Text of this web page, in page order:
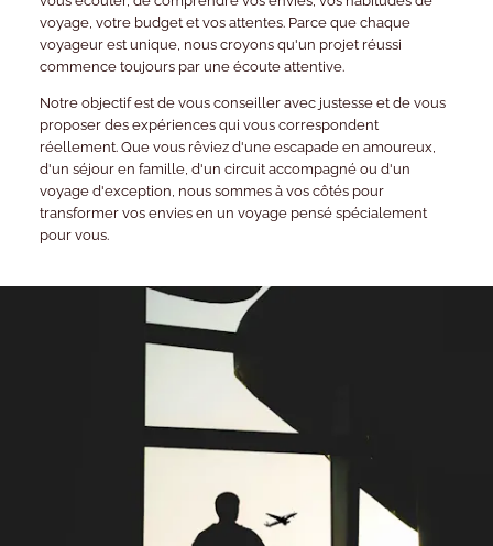
voyage, votre budget et vos attentes. Parce que chaque
voyageur est unique, nous croyons qu'un projet réussi
commence toujours par une écoute attentive.
Notre objectif est de vous conseiller avec justesse et de vous
proposer des expériences qui vous correspondent
réellement. Que vous rêviez d'une escapade en amoureux,
d'un séjour en famille, d'un circuit accompagné ou d'un
voyage d'exception, nous sommes à vos côtés pour
transformer vos envies en un voyage pensé spécialement
pour vous.